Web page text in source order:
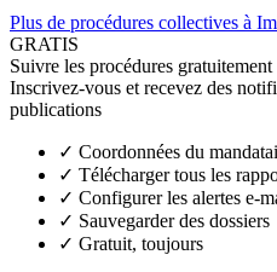
Plus de procédures collectives à
GRATIS
Suivre les procédures gratuitement
Inscrivez-vous et recevez des
publications
✓ Coordonnées du
✓ Télécharger tous les
✓ Configurer les alertes e-
✓ Sauvegarder des dossiers
✓ Gratuit, toujours